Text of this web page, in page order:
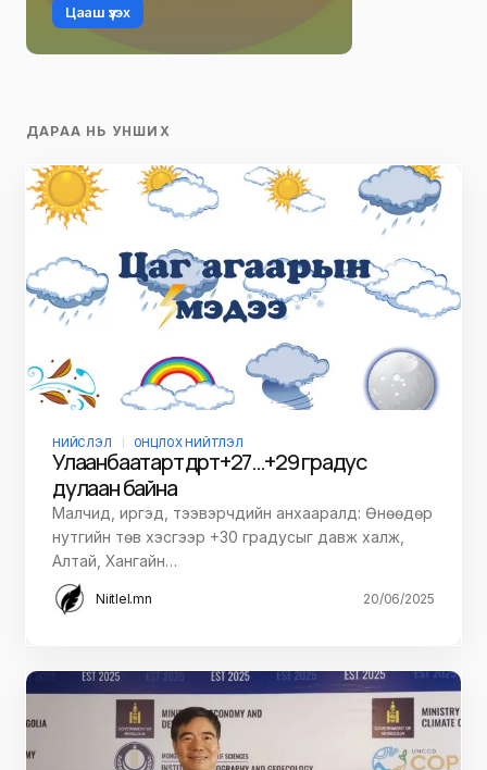
Цааш үзэх
ДАРАА НЬ УНШИХ
НИЙСЛЭЛ ОНЦЛОХ НИЙТЛЭЛ
Улаанбаатарт өдөртөө +27…+29 градус
дулаан байна
Малчид, иргэд, тээвэрчдийн анхааралд: Өнөөдөр
нутгийн төв хэсгээр +30 градусыг давж халж,
Алтай, Хангайн…
Niitlel.mn 20/06/2025